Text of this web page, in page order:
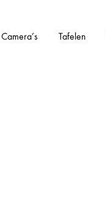
Camera’s Tafelen